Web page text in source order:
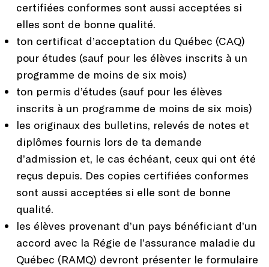
certifiées conformes sont aussi acceptées si
elles sont de bonne qualité.
ton certificat d’acceptation du Québec (CAQ)
pour études (sauf pour les élèves inscrits à un
programme de moins de six mois)
ton permis d’études (sauf pour les élèves
inscrits à un programme de moins de six mois)
les originaux des bulletins, relevés de notes et
diplômes fournis lors de ta demande
d’admission et, le cas échéant, ceux qui ont été
reçus depuis. Des copies certifiées conformes
sont aussi acceptées si elle sont de bonne
qualité.
les élèves provenant d’un pays bénéficiant d’un
accord avec la Régie de l’assurance maladie du
Québec (RAMQ) devront présenter le formulaire